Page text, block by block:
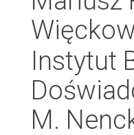
Instytut
M.